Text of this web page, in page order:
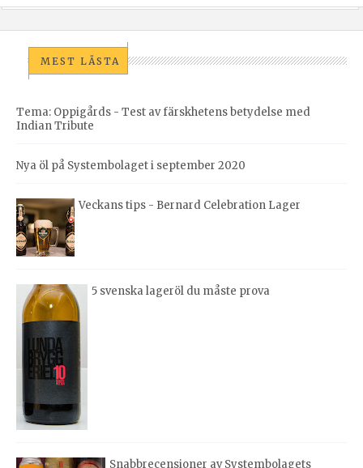
MEST LÄSTA
Tema: Oppigårds - Test av färskhetens betydelse med
Indian Tribute
Nya öl på Systembolaget i september 2020
Veckans tips - Bernard Celebration Lager
5 svenska lageröl du måste prova
Snabbrecensioner av Systembolagets